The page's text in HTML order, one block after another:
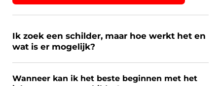
Ik zoek een schilder, maar hoe werkt het en
wat is er mogelijk?
Wanneer kan ik het beste beginnen met het